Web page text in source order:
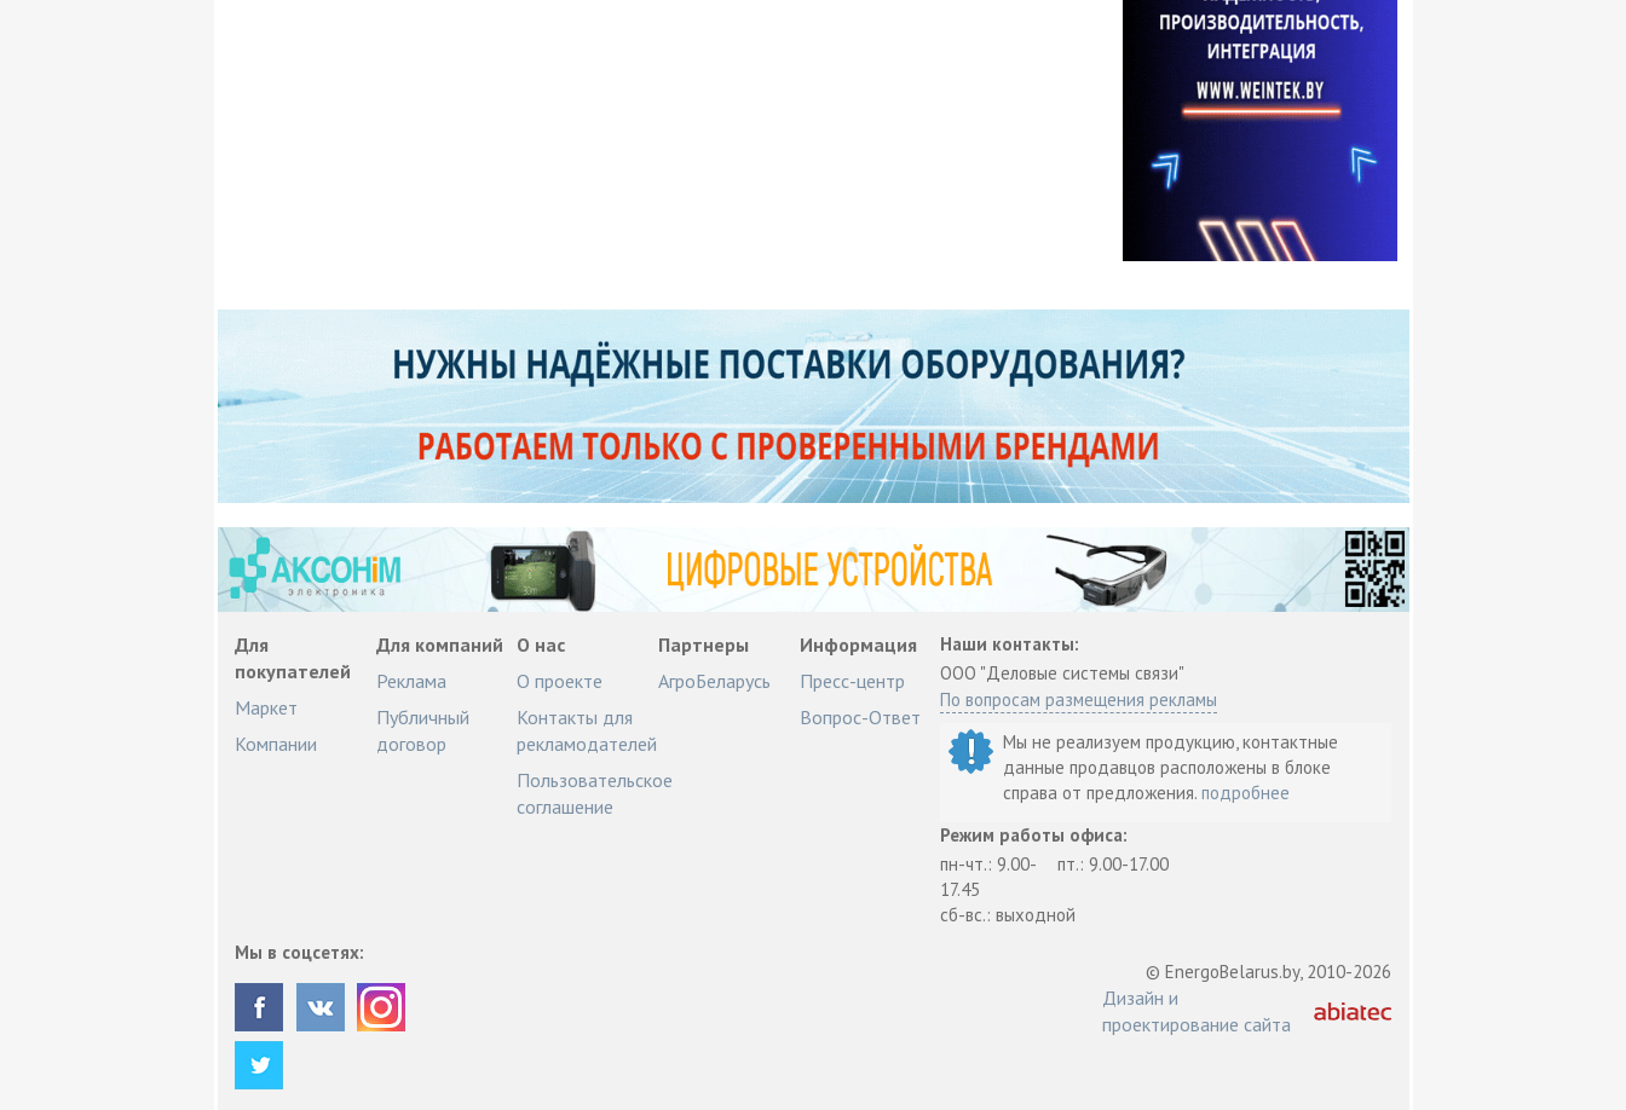
Для
покупателей
Маркет
Компании
Для компаний
Реклама
Публичный
договор
О нас
О проекте
Контакты для
рекламодателей
Пользовательское
соглашение
Партнеры
АгроБеларусь
Информация
Пресс-центр
Вопрос-Ответ
Наши контакты:
ООО "Деловые системы связи"
По вопросам размещения рекламы
Мы не реализуем продукцию, контактные
данные продавцов расположены в блоке
справа от предложения.подробнее
Режим работы офиса:
пн-чт.: 9.00-
17.45
пт.: 9.00-17.00
сб-вс.: выходной
Мы в соцсетях:
© EnergoBelarus.by, 2010-2026
Дизайн и
проектирование сайта